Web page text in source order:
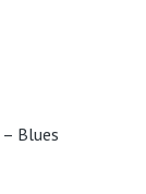
– Blues